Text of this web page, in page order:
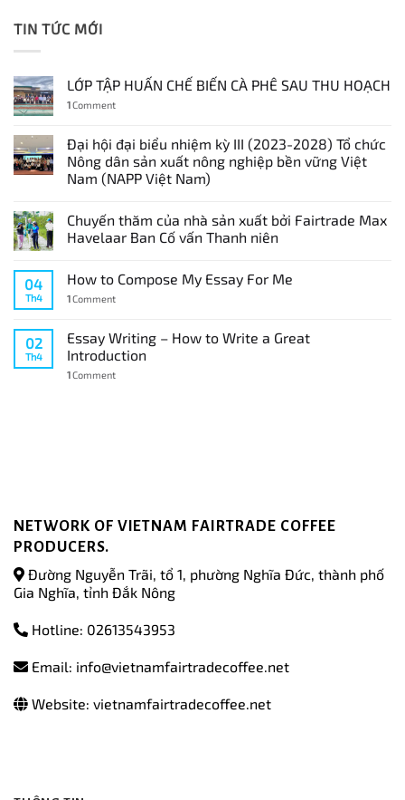
TIN TỨC MỚI
LỚP TẬP HUẤN CHẾ BIẾN CÀ PHÊ SAU THU HOẠCH
1Comment
Đại hội đại biểu nhiệm kỳ III (2023-2028) Tổ chức
Nông dân sản xuất nông nghiệp bền vững Việt
Nam (NAPP Việt Nam)
Chuyến thăm của nhà sản xuất bởi Fairtrade Max
Havelaar Ban Cố vấn Thanh niên
04
Th4
How to Compose My Essay For Me
1Comment
02
Th4
Essay Writing – How to Write a Great
Introduction
1Comment
NETWORK OF VIETNAM FAIRTRADE COFFEE
PRODUCERS.
Đường Nguyễn Trãi, tổ 1, phường Nghĩa Đức, thành phố
Gia Nghĩa, tỉnh Đắk Nông
Hotline: 02613543953
Email: info@vietnamfairtradecoffee.net
Website: vietnamfairtradecoffee.net